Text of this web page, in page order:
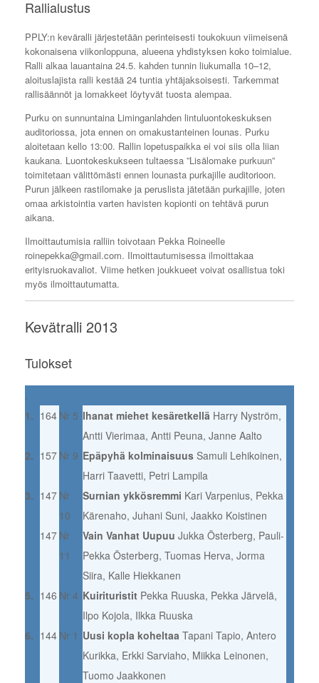
Rallialustus
PPLY:n keväralli järjestetään perinteisesti toukokuun viimeisenä
kokonaisena viikonloppuna, alueena yhdistyksen koko toimialue.
Ralli alkaa lauantaina 24.5. kahden tunnin liukumalla 10–12,
aloituslajista ralli kestää 24 tuntia yhtäjaksoisesti. Tarkemmat
rallisäännöt ja lomakkeet löytyvät tuosta alempaa.
Purku on sunnuntaina Liminganlahden lintuluontokeskuksen
auditoriossa, jota ennen on omakustanteinen lounas. Purku
aloitetaan kello 13:00. Rallin lopetuspaikka ei voi siis olla liian
kaukana. Luontokeskukseen tultaessa ”Lisälomake purkuun”
toimitetaan välittömästi ennen lounasta purkajille auditorioon.
Purun jälkeen rastilomake ja peruslista jätetään purkajille, joten
omaa arkistointia varten havisten kopionti on tehtävä purun
aikana.
Ilmoittautumisia ralliin toivotaan Pekka Roineelle
roinepekka@gmail.com. Ilmoittautumisessa ilmoittakaa
erityisruokavaliot. Viime hetken joukkueet voivat osallistua toki
myös ilmoittautumatta.
Kevätralli 2013
Tulokset
.
1. 164 Nr 5 Ihanat miehet kesäretkellä Harry Nyström,
Antti Vierimaa, Antti Peuna, Janne Aalto
2. 157 Nr 9 Epäpyhä kolminaisuus Samuli Lehikoinen,
Harri Taavetti, Petri Lampila
3. 147 Nr
10
Surnian ykkösremmi Kari Varpenius, Pekka
Kärenaho, Juhani Suni, Jaakko Koistinen
147 Nr
11
Vain Vanhat Uupuu Jukka Österberg, Pauli-
Pekka Österberg, Tuomas Herva, Jorma
Siira, Kalle Hiekkanen
5. 146 Nr 4 Kuirituristit Pekka Ruuska, Pekka Järvelä,
Ilpo Kojola, Ilkka Ruuska
6. 144 Nr 1 Uusi kopla koheltaa Tapani Tapio, Antero
Kurikka, Erkki Sarviaho, Miikka Leinonen,
Tuomo Jaakkonen